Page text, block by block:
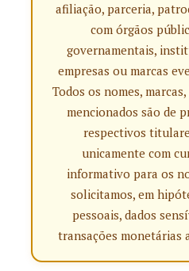
afiliação, parceria,
com órgãos
governamentais,
empresas ou marcas
Todos os nomes,
mencionados são de
respectivos
unicamente com
informativo para os
solicitamos, em
pessoais, dados
transações monetárias